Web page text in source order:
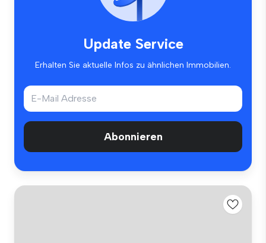
Update Service
Erhalten Sie aktuelle Infos zu ähnlichen Immobilien.
Abonnieren